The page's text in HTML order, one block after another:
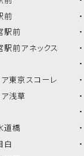
前
駅前
駅前アネックス
ア東京スコーレ
浅草
道橋
白